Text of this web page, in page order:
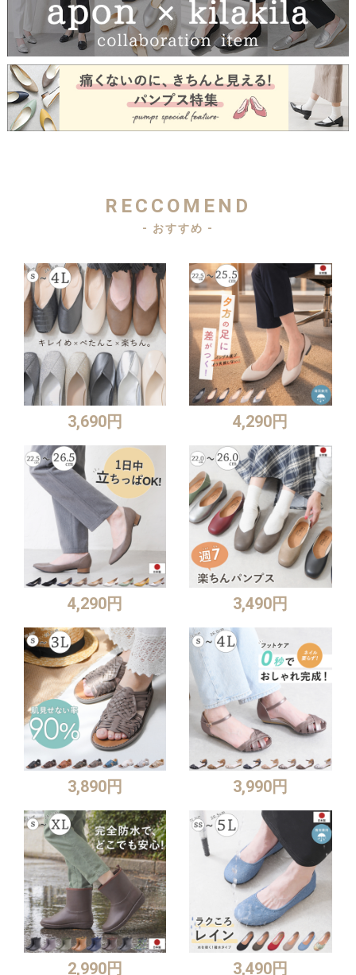
RECCOMEND
- おすすめ -
3,690円 4,290円
4,290円 3,490円
3,890円 3,990円
2,990円 3,490円